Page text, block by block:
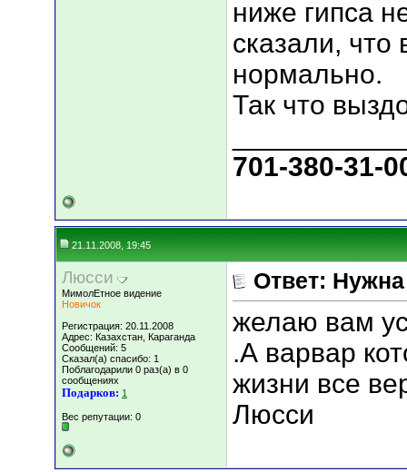
ниже гипса
сказали, что
нормально.
Так что
701-380-31-
21.11.2008, 19:45
Люсси
МимолЕтное видение
Новичок
Регистрация: 20.11.2008
Адрес: Казахстан, Караганда
Сообщений: 5
Сказал(а) спасибо: 1
Поблагодарили 0 раз(а) в 0
сообщениях
Подарков: 1
Вес репутации: 0
Ответ:
желаю вам
.А варвар
жизни все
Люсси